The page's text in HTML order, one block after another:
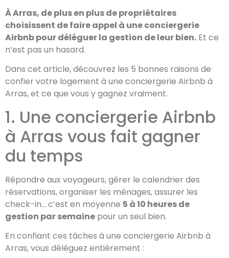
À Arras, de plus en plus de propriétaires
choisissent de faire appel à une conciergerie
Airbnb pour déléguer la gestion de leur bien. Et ce
n’est pas un hasard.
Dans cet article, découvrez les 5 bonnes raisons de
confier votre logement à une conciergerie Airbnb à
Arras, et ce que vous y gagnez vraiment.
1. Une conciergerie Airbnb
à Arras vous fait gagner
du temps
Répondre aux voyageurs, gérer le calendrier des
réservations, organiser les ménages, assurer les
check-in… c’est en moyenne 5 à 10 heures de
gestion par semaine pour un seul bien.
En confiant ces tâches à une conciergerie Airbnb à
Arras, vous déléguez entièrement :